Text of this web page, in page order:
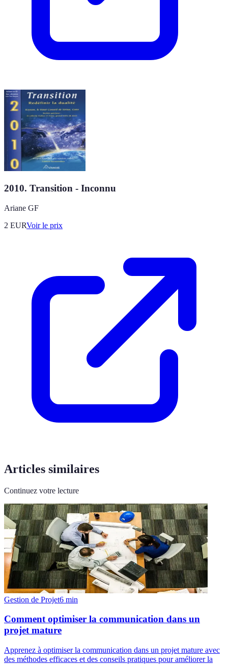
2010. Transition - Inconnu
Ariane GF
2 EURVoir le prix
Articles similaires
Continuez votre lecture
Gestion de Projet6 min
Comment optimiser la communication dans un
projet mature
Apprenez à optimiser la communication dans un projet mature avec
des méthodes efficaces et des conseils pratiques pour améliorer la